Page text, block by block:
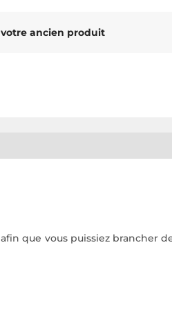
votre ancien produit
que vous puissiez brancher